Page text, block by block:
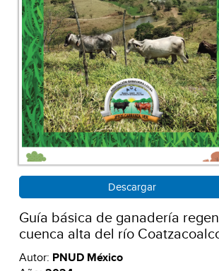
Descargar
Guía básica de ganadería
cuenca alta del río
Autor: PNUD México